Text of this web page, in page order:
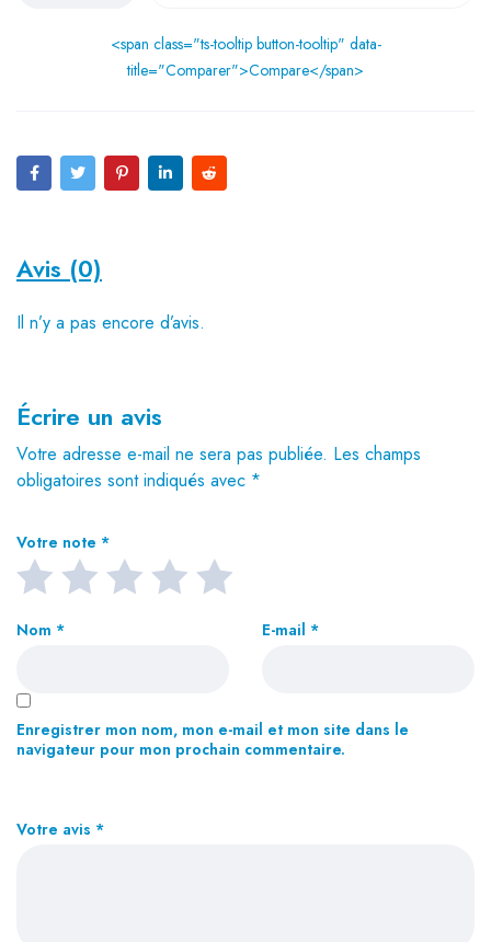
<span class="ts-tooltip button-tooltip" data-
title="Comparer">Compare</span>
Avis (0)
Il n’y a pas encore d’avis.
Écrire un avis
Votre adresse e-mail ne sera pas publiée. Les champs
obligatoires sont indiqués avec *
Votre note *
Votre avis *
Nom * E-mail *
Enregistrer mon nom, mon e-mail et mon site dans le
navigateur pour mon prochain commentaire.